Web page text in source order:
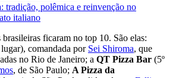
tradição, polêmica e reinvenção no
italiano
ficaram no top 10. São elas:
lugar), comandada por Sei Shiroma, que
no Rio de Janeiro; a QT Pizza Bar (5º
, de São Paulo; A Pizza da